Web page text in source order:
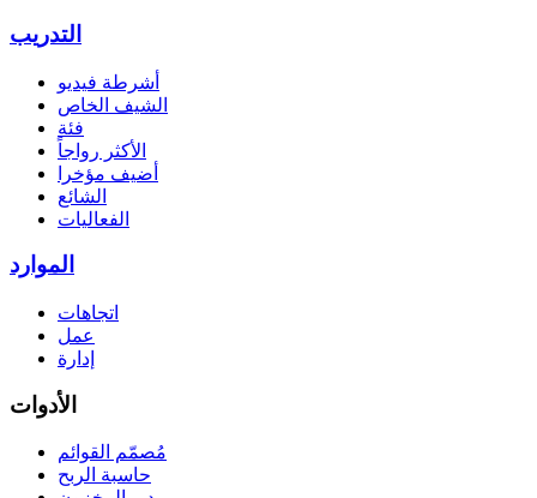
التدريب
أشرطة فيديو
الشيف الخاص
فئة
الأكثر رواجاً
أضيف مؤخرا
الشائع
الفعاليات
الموارد
اتجاهات
عمل
إدارة
الأدوات
مُصمّم القوائم
حاسبة الربح